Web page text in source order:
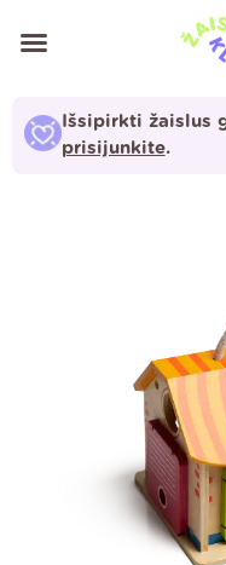
prie
Išsipirkti žaislus
prisijunkite.